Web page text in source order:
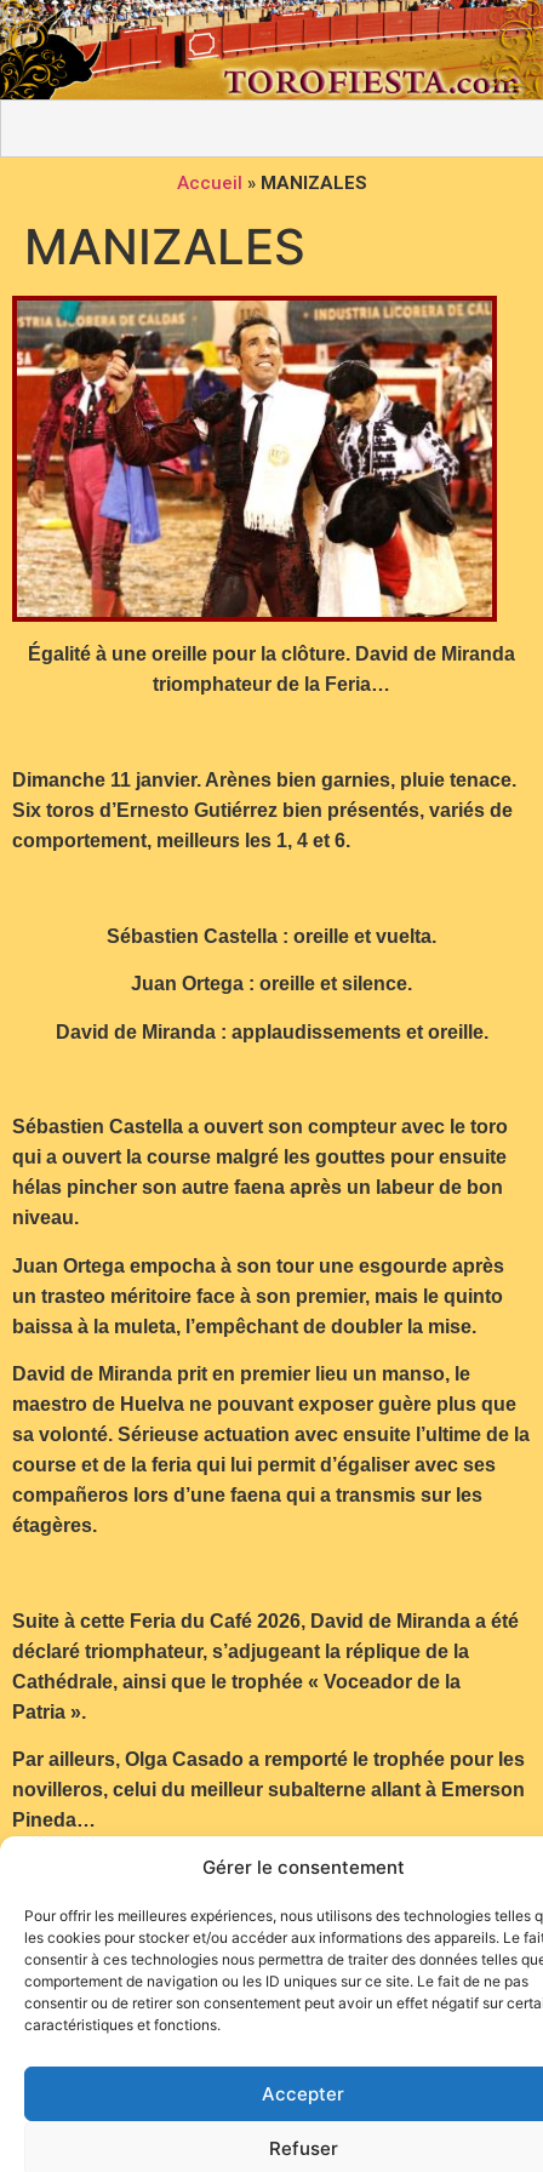
Gérer le consentement
Pour offrir les meilleures expériences, nous utilisons des technologies telles
les cookies pour stocker et/ou accéder aux informations des appareils. Le
consentir à ces technologies nous permettra de traiter des données telles
comportement de navigation ou les ID uniques sur ce site. Le fait de ne pas
consentir ou de retirer son consentement peut avoir un effet négatif sur
caractéristiques et fonctions.
Accepter
Refuser
Accueil » MANIZALES
MANIZALES
Égalité à une oreille pour la clôture. David de Miranda
triomphateur de la Feria…
Dimanche 11 janvier. Arènes bien garnies, pluie tenace.
Six toros d’Ernesto Gutiérrez bien présentés, variés de
comportement, meilleurs les 1, 4 et 6.
Sébastien Castella : oreille et vuelta.
Juan Ortega : oreille et silence.
David de Miranda : applaudissements et oreille.
Sébastien Castella a ouvert son compteur avec le toro
qui a ouvert la course malgré les gouttes pour ensuite
hélas pincher son autre faena après un labeur de bon
niveau.
Juan Ortega empocha à son tour une esgourde après
un trasteo méritoire face à son premier, mais le quinto
baissa à la muleta, l’empêchant de doubler la mise.
David de Miranda prit en premier lieu un manso, le
maestro de Huelva ne pouvant exposer guère plus que
sa volonté. Sérieuse actuation avec ensuite l’ultime de la
course et de la feria qui lui permit d’égaliser avec ses
compañeros lors d’une faena qui a transmis sur les
étagères.
Suite à cette Feria du Café 2026, David de Miranda a été
déclaré triomphateur, s’adjugeant la réplique de la
Cathédrale, ainsi que le trophée « Voceador de la
Patria ».
Par ailleurs, Olga Casado a remporté le trophée pour les
novilleros, celui du meilleur subalterne allant à Emerson
Pineda…